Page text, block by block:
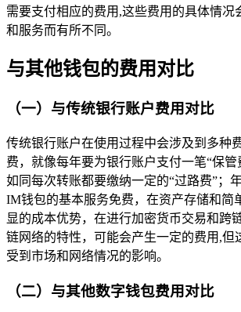
需要支付相应的费用,这些费用的具体情况
和服务而有所不同。
与其他钱包的费用对比
（一）与传统银行账户费用对比
传统银行账户在使用过程中会涉及到多种
费，就像每年要为银行账户支付一笔“保管
如同每次转账都要缴纳一定的“过路费”；
IM钱包的基本服务免费，在资产存储和简
显的成本优势，在进行加密货币交易和跨
链网络的特性，可能会产生一定的费用,但
受到市场和网络情况的影响。
（二）与其他数字钱包费用对比